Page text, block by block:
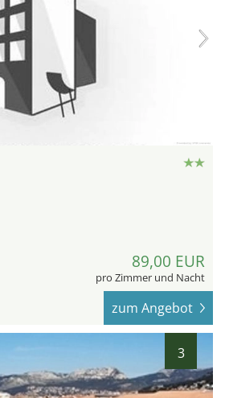
89,00 EUR
pro Zimmer und Nacht
zum Angebot
3